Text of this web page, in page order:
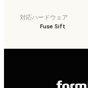
対応ハードウェア
Fuse Sift